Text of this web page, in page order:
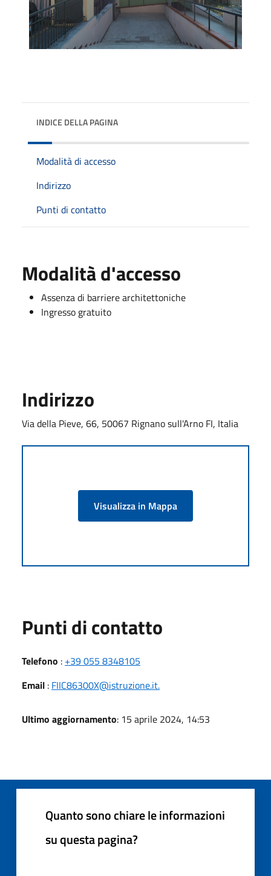
INDICE DELLA PAGINA
Modalità di accesso
Indirizzo
Punti di contatto
Modalità d'accesso
Assenza di barriere architettoniche
Ingresso gratuito
Indirizzo
Via della Pieve, 66, 50067 Rignano sull'Arno FI, Italia
Visualizza in Mappa
Punti di contatto
Telefono : +39 055 8348105
Email : FIIC86300X@istruzione.it.
Ultimo aggiornamento: 15 aprile 2024, 14:53
Quanto sono chiare le informazioni
su questa pagina?